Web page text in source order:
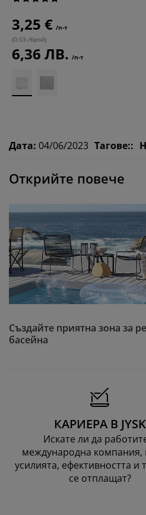
3,25 € /п-т
(0,03 /брой)
6,36 ЛВ. /п-т
Дата: 04/06/2023 Тагове::
Открийте повече
Създайте приятна зона за
басейна
КАРИЕРА В JYSK
Искате ли да
международна компания,
усилията, ефективността и
се отплащат?